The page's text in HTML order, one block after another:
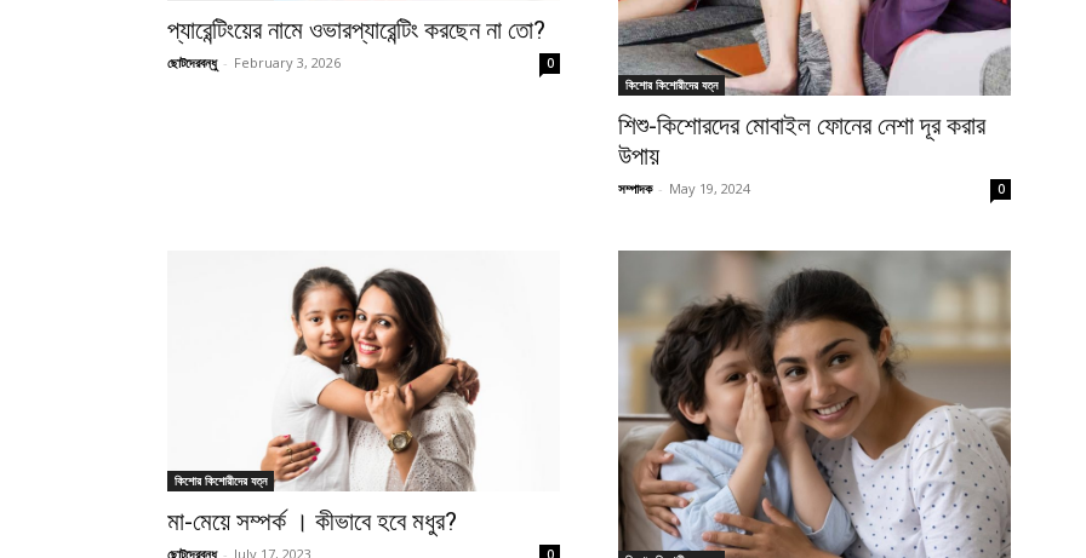
প্যারেন্টিংয়ের নামে ওভারপ্যারেন্টিং করছেন না তো?
ছোটদেরবন্ধু - February 3, 2026
0
কিশোর কিশোরীদের যত্ন
শিশু-কিশোরদের মোবাইল ফোনের নেশা দূর করার
উপায়
সম্পাদক - May 19, 2024 0
কিশোর কিশোরীদের যত্ন
মা-মেয়ে সম্পর্ক । কীভাবে হবে মধুর?
ছোটদেরবন্ধু - July 17, 2023 0